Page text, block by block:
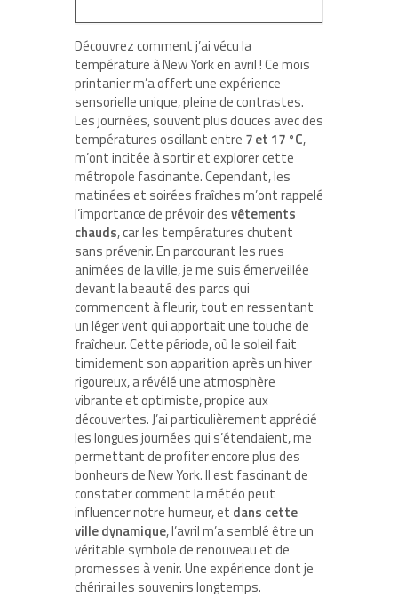
Découvrez comment j’ai vécu la
température à New York en avril ! Ce mois
printanier m’a offert une expérience
sensorielle unique, pleine de contrastes.
Les journées, souvent plus douces avec des
températures oscillant entre 7 et 17 °C,
m’ont incitée à sortir et explorer cette
métropole fascinante. Cependant, les
matinées et soirées fraîches m’ont rappelé
l’importance de prévoir desvêtements
chauds, car les températures chutent
sans prévenir. En parcourant les rues
animées de la ville, je me suis émerveillée
devant la beauté des parcs qui
commencent à fleurir, tout en ressentant
un léger vent qui apportait une touche de
fraîcheur. Cette période, où le soleil fait
timidement son apparition après un hiver
rigoureux, a révélé une atmosphère
vibrante et optimiste, propice aux
découvertes. J’ai particulièrement apprécié
les longues journées qui s’étendaient, me
permettant de profiter encore plus des
bonheurs de New York. Il est fascinant de
constater comment la météo peut
influencer notre humeur, et dans cette
ville dynamique, l’avril m’a semblé être un
véritable symbole de renouveau et de
promesses à venir. Une expérience dont je
chérirai les souvenirs longtemps.